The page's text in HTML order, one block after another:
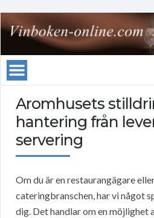
Aromhusets
hantering från
servering
Om du är en restaurangägare
cateringbranschen, har vi något
dig. Det handlar om en möjlighet